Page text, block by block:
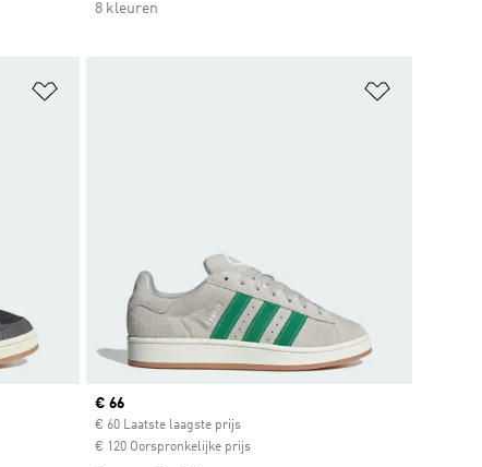
8 kleuren
Current price
€ 66
€ 60 Laatste laagste prijs
€ 120 Oorspronkelijke prijs